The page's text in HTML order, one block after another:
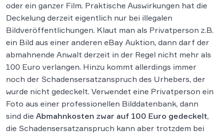
oder ein ganzer Film. Praktische Auswirkungen hat die
Deckelung derzeit eigentlich nur bei illegalen
Bildveröffentlichungen. Klaut man als Privatperson z.B.
ein Bild aus einer anderen eBay Auktion, dann darf der
abmahnende Anwalt derzeit in der Regel nicht mehr als
100 Euro verlangen. Hinzu kommt allerdings immer
noch der Schadensersatzanspruch des Urhebers, der
wurde nicht gedeckelt. Verwendet eine Privatperson ein
Foto aus einer professionellen Bilddatenbank, dann
sind die Abmahnkosten zwar auf 100 Euro gedeckelt,
die Schadensersatzanspruch kann aber trotzdem bei